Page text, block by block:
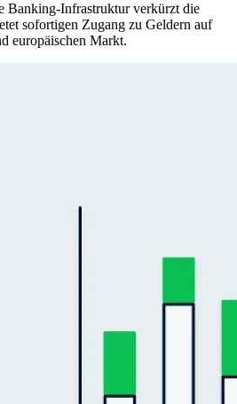
Banking-Infrastruktur verkürzt die
sofortigen Zugang zu Geldern auf
europäischen Markt.​